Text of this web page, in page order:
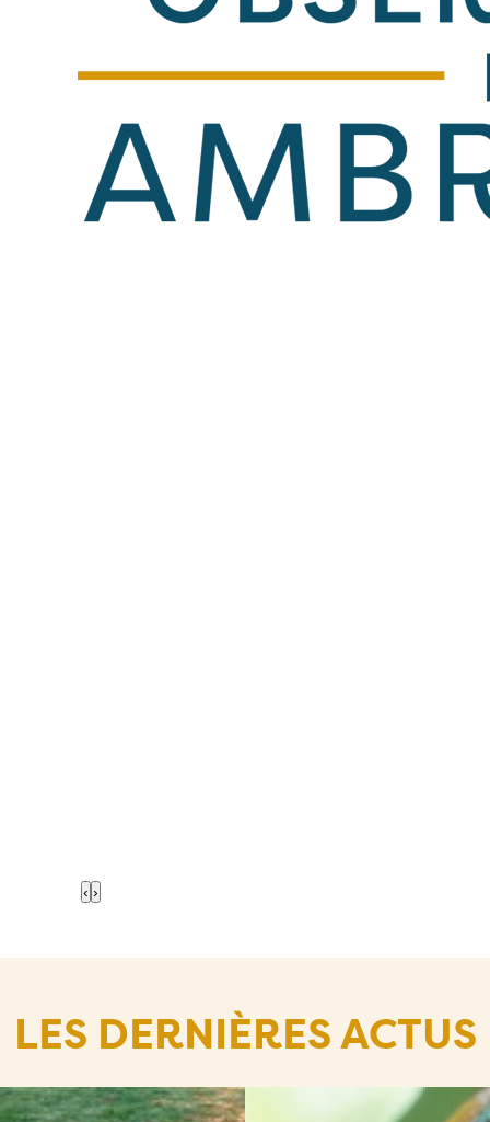
‹ ›
LES DERNIÈRES ACTUS